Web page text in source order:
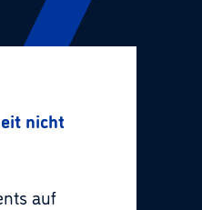
nicht mehr aus
auf